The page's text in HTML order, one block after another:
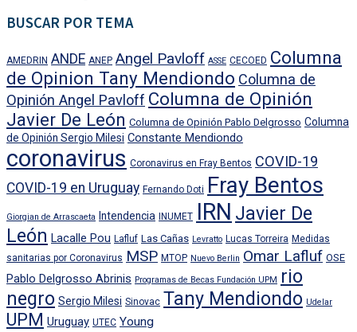
BUSCAR POR TEMA
AMEDRIN ANDE ANEP Angel Pavloff ASSE CECOED Columna
de Opinion Tany Mendiondo Columna de
Opinión Angel Pavloff Columna de Opinión
Javier De León Columna de Opinión Pablo Delgrosso Columna
de Opinión Sergio Milesi Constante Mendiondo
coronavirus Coronavirus en Fray Bentos COVID-19
COVID-19 en Uruguay Fernando Doti Fray Bentos
Giorgian de Arrascaeta Intendencia INUMET IRN Javier De
León Lacalle Pou Lafluf Las Cañas Levratto Lucas Torreira Medidas
sanitarias por Coronavirus MSP MTOP Nuevo Berlin Omar Lafluf OSE
Pablo Delgrosso Abrinis Programas de Becas Fundación UPM
rio
negro Sergio Milesi Sinovac Tany Mendiondo Udelar
UPM Uruguay UTEC Young